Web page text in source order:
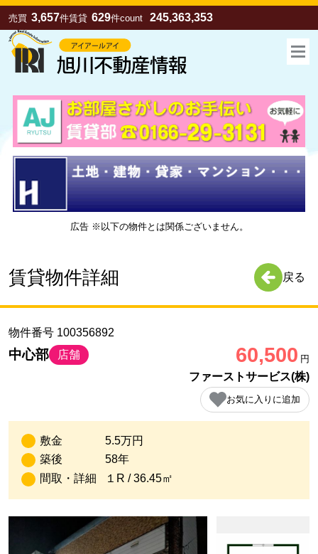
売買 3,657件賃貸 629件count 245,363,353
広告 ※以下の物件とは関係ございません。
賃貸物件詳細 戻る
物件番号 100356892
中心部 店舗 60,500 円
ファーストサービス(株)
お気に入りに追加
敷金
5.5万円
築後
58年
間取・詳細
１R / 36.45㎡